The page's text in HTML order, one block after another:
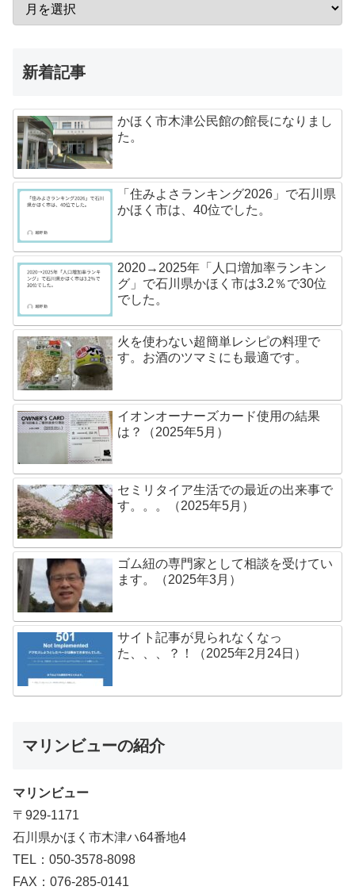
新着記事
かほく市木津公民館の館長になりまし
た。
「住みよさランキング2026」で石川県
かほく市は、40位でした。
2020→2025年「人口増加率ランキン
グ」で石川県かほく市は3.2％で30位
でした。
火を使わない超簡単レシピの料理で
す。お酒のツマミにも最適です。
イオンオーナーズカード使用の結果
は？（2025年5月）
セミリタイア生活での最近の出来事で
す。。。（2025年5月）
ゴム紐の専門家として相談を受けてい
ます。（2025年3月）
サイト記事が見られなくなっ
た、、、？！（2025年2月24日）
マリンビューの紹介
マリンビュー
〒929-1171
石川県かほく市木津ハ64番地4
TEL：050-3578-8098
FAX：076-285-0141